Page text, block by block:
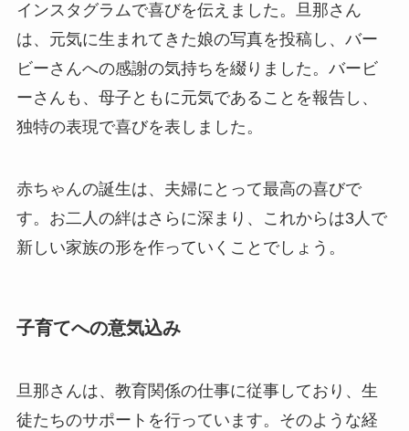
インスタグラムで喜びを伝えました。旦那さん
は、元気に生まれてきた娘の写真を投稿し、バー
ビーさんへの感謝の気持ちを綴りました。バービ
ーさんも、母子ともに元気であることを報告し、
独特の表現で喜びを表しました。
赤ちゃんの誕生は、夫婦にとって最高の喜びで
す。お二人の絆はさらに深まり、これからは3人で
新しい家族の形を作っていくことでしょう。
子育てへの意気込み
旦那さんは、教育関係の仕事に従事しており、生
徒たちのサポートを行っています。そのような経